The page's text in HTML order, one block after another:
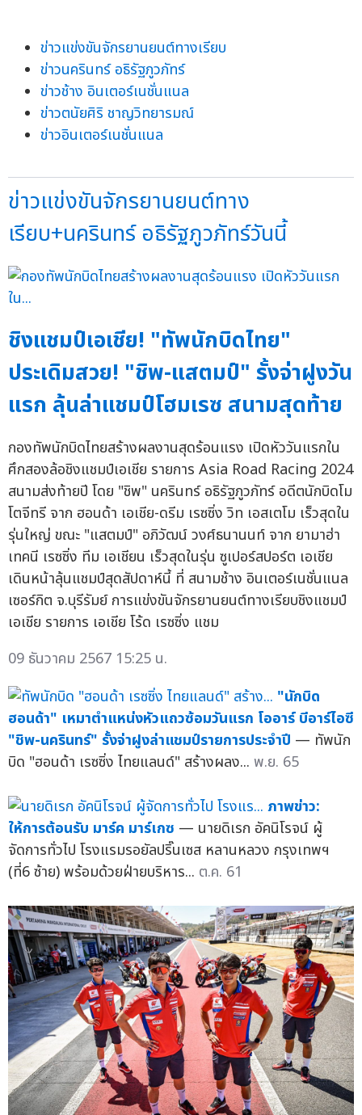
ข่าวแข่งขันจักรยานยนต์ทางเรียบ
ข่าวนครินทร์ อธิรัฐภูวภัทร์
ข่าวช้าง อินเตอร์เนชั่นแนล
ข่าวตนัยศิริ ชาญวิทยารมณ์
ข่าวอินเตอร์เนชั่นแนล
ข่าวแข่งขันจักรยานยนต์ทาง
เรียบ+นครินทร์ อธิรัฐภูวภัทร์วันนี้
ชิงแชมป์เอเชีย! "ทัพนักบิดไทย"
ประเดิมสวย! "ชิพ-แสตมป์" รั้งจ่าฝูงวัน
แรก ลุ้นล่าแชมป์โฮมเรซ สนามสุดท้าย
กองทัพนักบิดไทยสร้างผลงานสุดร้อนแรง เปิดหัววันแรกใน
ศึกสองล้อชิงแชมป์เอเชีย รายการ Asia Road Racing 2024
สนามส่งท้ายปี โดย "ชิพ" นครินทร์ อธิรัฐภูวภัทร์ อดีตนักบิดโม
โตจีทรี จาก ฮอนด้า เอเชีย-ดรีม เรซซิ่ง วิท เอสเตโม เร็วสุดใน
รุ่นใหญ่ ขณะ "แสตมป์" อภิวัฒน์ วงศ์ธนานนท์ จาก ยามาฮ่า
เทคนี เรซซิ่ง ทีม เอเชียน เร็วสุดในรุ่น ซูเปอร์สปอร์ต เอเชีย
เดินหน้าลุ้นแชมป์สุดสัปดาห์นี้ ที่ สนามช้าง อินเตอร์เนชั่นแนล
เซอร์กิต จ.บุรีรัมย์ การแข่งขันจักรยานยนต์ทางเรียบชิงแชมป์
เอเชีย รายการ เอเชีย โร้ด เรซซิ่ง แชม
09 ธันวาคม 2567 15:25 น.
"นักบิด
ฮอนด้า" เหมาตำแหน่งหัวแถวซ้อมวันแรก โออาร์ บีอาร์ไอซี
"ชิพ-นครินทร์" รั้งจ่าฝูงล่าแชมป์รายการประจำปี — ทัพนัก
บิด "ฮอนด้า เรซซิ่ง ไทยแลนด์" สร้างผลง... พ.ย. 65
ภาพข่าว:
ให้การต้อนรับ มาร์ค มาร์เกซ — นายดิเรก อัคนิโรจน์ ผู้
จัดการทั่วไป โรงแรมรอยัลปริ๊นเซส หลานหลวง กรุงเทพฯ
(ที่6 ซ้าย) พร้อมด้วยฝ่ายบริหาร... ต.ค. 61